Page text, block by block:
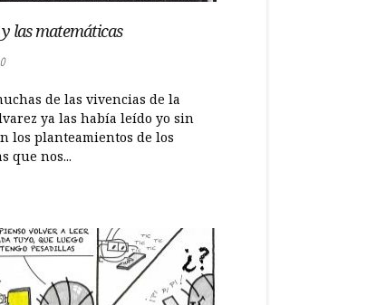
las matemáticas
de las vivencias de la
ya las había leído yo sin
los planteamientos de los
que nos...